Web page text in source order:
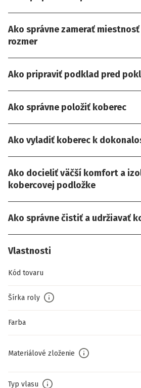
Ako správne zamerať
rozmer
Ako pripraviť podklad pred
Ako správne položiť koberec
Ako vyladiť koberec k
Ako docieliť väčší komfort a
kobercovej podložke
Ako správne čistiť a udržiavať
Vlastnosti
Kód tovaru
Šírka roly
Farba
Materiálové zloženie
Typ vlasu